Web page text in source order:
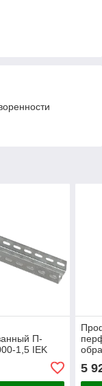
П-
1,5 IEK
5